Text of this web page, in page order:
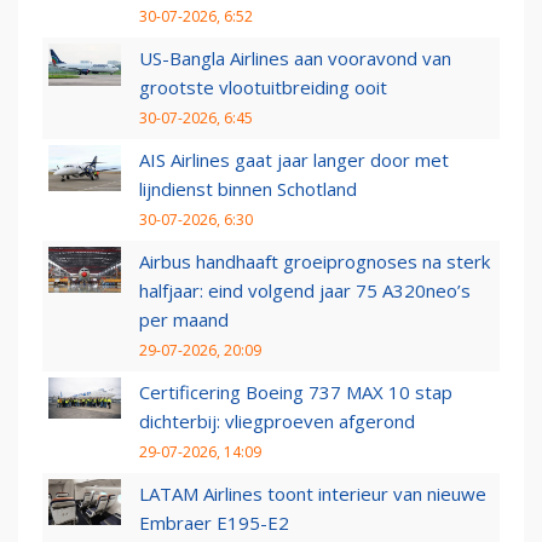
30-07-2026, 6:52
US-Bangla Airlines aan vooravond van
grootste vlootuitbreiding ooit
30-07-2026, 6:45
AIS Airlines gaat jaar langer door met
lijndienst binnen Schotland
30-07-2026, 6:30
Airbus handhaaft groeiprognoses na sterk
halfjaar: eind volgend jaar 75 A320neo’s
per maand
29-07-2026, 20:09
Certificering Boeing 737 MAX 10 stap
dichterbij: vliegproeven afgerond
29-07-2026, 14:09
LATAM Airlines toont interieur van nieuwe
Embraer E195-E2